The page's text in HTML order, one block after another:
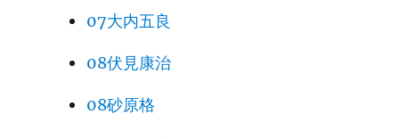
07大内五良
08伏見康治
08砂原格